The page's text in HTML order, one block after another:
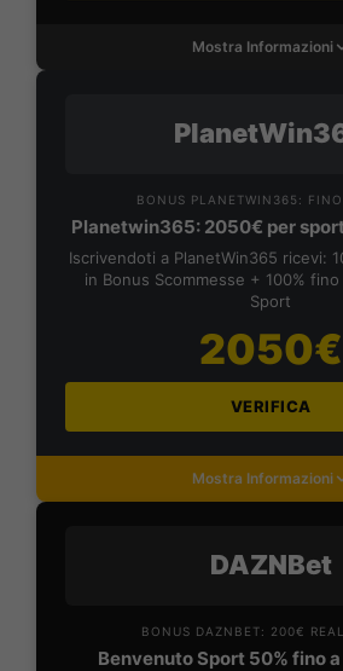
Mostra Informazioni
BONUS PLANETWIN365:
Planetwin365: 2050€ per
Iscrivendoti a PlanetWin365 ricevi:
in Bonus Scommesse + 100%
Sport
2050€
VERIFICA
Mostra Informazioni
DAZNBet
BONUS DAZNBET: 200€
Benvenuto Sport 50% fino